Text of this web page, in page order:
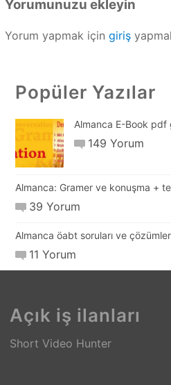
Yorumunuzu ekleyin
Yorum yapmak için giriş
Popüler Yazılar
Almanca E-Book pdf
149 Yorum
Almanca: Gramer ve konuşma +
39 Yorum
Almanca öabt soruları ve
11 Yorum
Açık iş ilanları
Short Video Hunter